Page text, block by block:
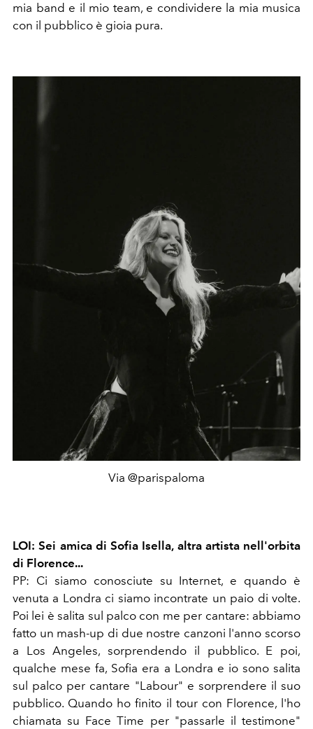
mia band e il mio team, e condividere la mia musica
con il pubblico è gioia pura.
Via @parispaloma
LOI: Sei amica di Sofia Isella, altra artista nell'orbita
di Florence...
PP: Ci siamo conosciute su Internet, e quando è
venuta a Londra ci siamo incontrate un paio di volte.
Poi lei è salita sul palco con me per cantare: abbiamo
fatto un mash-up di due nostre canzoni l'anno scorso
a Los Angeles, sorprendendo il pubblico. E poi,
qualche mese fa, Sofia era a Londra e io sono salita
sul palco per cantare "Labour" e sorprendere il suo
pubblico. Quando ho finito il tour con Florence, l'ho
chiamata su Face Time per "passarle il testimone"